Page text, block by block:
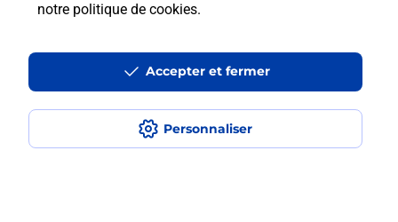
notre politique de cookies.
Personnaliser
Accepter et fermer
à l’étranger avec La Poste Mobile ?
Est-ce que je peux payer mon
smartphone Samsung en plusieurs
fois avec La Poste Mobile ?